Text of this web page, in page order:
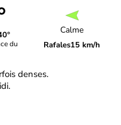
du
Calme
Rafales15 km/h
denses.